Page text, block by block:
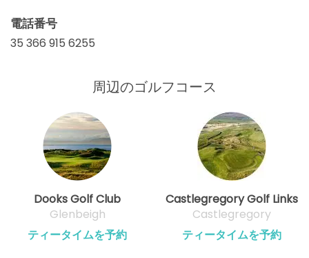
電話番号
35 366 915 6255
周辺のゴルフコース
Dooks Golf Club
Glenbeigh
ティータイムを予約
Castlegregory Golf Links
Castlegregory
ティータイムを予約